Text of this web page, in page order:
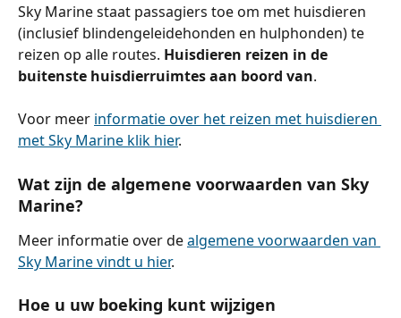
Sky Marine staat passagiers toe om met huisdieren
(inclusief blindengeleidehonden en hulphonden) te
reizen op alle routes. Huisdieren reizen in de
buitenste huisdierruimtes aan boord van.
Voor meer informatie over het reizen met huisdieren
met Sky Marine klik hier.
Wat zijn de algemene voorwaarden van Sky
Marine?
Meer informatie over de algemene voorwaarden van
Sky Marine vindt u hier.
Hoe u uw boeking kunt wijzigen